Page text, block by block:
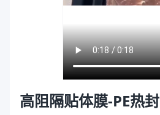
高阻隔贴体膜-PE热